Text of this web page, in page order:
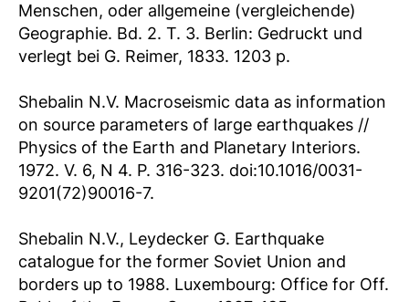
Menschen, oder allgemeine (vergleichende)
Geographie. Bd. 2. T. 3. Berlin: Gedruckt und
verlegt bei G. Reimer, 1833. 1203 p.
Shebalin N.V. Macroseismic data as information
on source parameters of large earthquakes //
Physics of the Earth and Planetary Interiors.
1972. V. 6, N 4. P. 316-323. doi:10.1016/0031-
9201(72)90016-7.
Shebalin N.V., Leydecker G. Earthquake
catalogue for the former Soviet Union and
borders up to 1988. Luxembourg: Office for Off.